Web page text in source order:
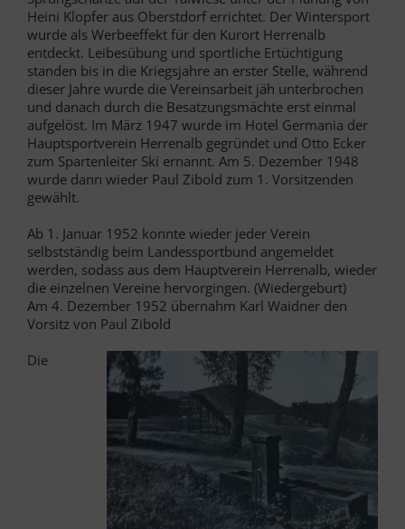
Heini Klopfer aus Oberstdorf errichtet. Der Wintersport
wurde als Werbeeffekt für den Kurort Herrenalb
entdeckt. Leibesübung und sportliche Ertüchtigung
standen bis in die Kriegsjahre an erster Stelle, während
dieser Jahre wurde die Vereinsarbeit jäh unterbrochen
und danach durch die Besatzungsmächte erst einmal
aufgelöst. Im März 1947 wurde im Hotel Germania der
Hauptsportverein Herrenalb gegründet und Otto Ecker
zum Spartenleiter Ski ernannt. Am 5. Dezember 1948
wurde dann wieder Paul Zibold zum 1. Vorsitzenden
gewählt.
Ab 1. Januar 1952 konnte wieder jeder Verein
selbstständig beim Landessportbund angemeldet
werden, sodass aus dem Hauptverein Herrenalb, wieder
die einzelnen Vereine hervorgingen. (Wiedergeburt)
Am 4. Dezember 1952 übernahm Karl Waidner den
Vorsitz von Paul Zibold
Die